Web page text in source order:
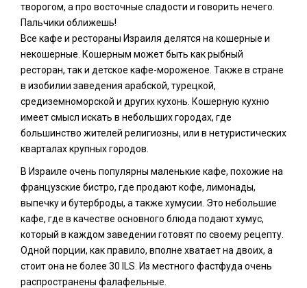
творогом, а про восточные сладости и говорить нечего.
Пальчики оближешь!
Все кафе и рестораны Израиля делятся на кошерные и
некошерные. Кошерным может быть как рыбный
ресторан, так и детское кафе-мороженое. Также в стране
в изобилии заведения арабской, турецкой,
средиземноморской и других кухонь. Кошерную кухню
имеет смысл искать в небольших городах, где
большинство жителей религиозны, или в нетуристических
кварталах крупных городов.
В Израиле очень популярны маленькие кафе, похожие на
французские бистро, где продают кофе, лимонады,
выпечку и бутерброды, а также хумусии. Это небольшие
кафе, где в качестве основного блюда подают хумус,
который в каждом заведении готовят по своему рецепту.
Одной порции, как правило, вполне хватает на двоих, а
стоит она не более 30 ILS. Из местного фастфуда очень
распространены фалафельные.